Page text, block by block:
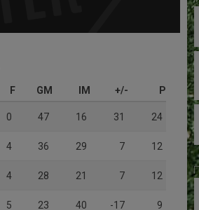
F GM IM +/- P
0 47 16 31 24
4 36 29 7 12
4 28 21 7 12
5 23 40 -17 9